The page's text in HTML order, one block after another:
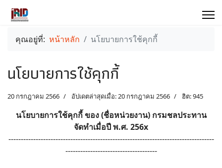
คุณอยู่ที่: หน้าหลัก นโยบายการใช้คุกกี้
นโยบายการใช้คุกกี้
20 กรกฎาคม 2566 อัปเดตล่าสุดเมื่อ: 20 กรกฎาคม 2566 ฮิต: 945
นโยบายการใช้คุกกี้ ของ (ชื่อหน่วยงาน) กรมชลประทาน
จัดทำเมื่อปี พ.ศ. 256x
-----------------------------------------------------------------------------------
-------------------------------------